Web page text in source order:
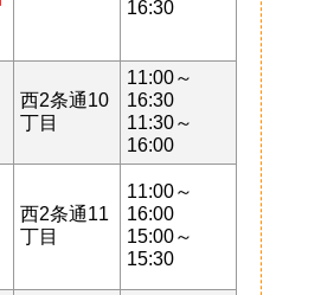
16:30
西2条通10
丁目
11:00～
16:30
11:30～
16:00
西2条通11
丁目
11:00～
16:00
15:00～
15:30